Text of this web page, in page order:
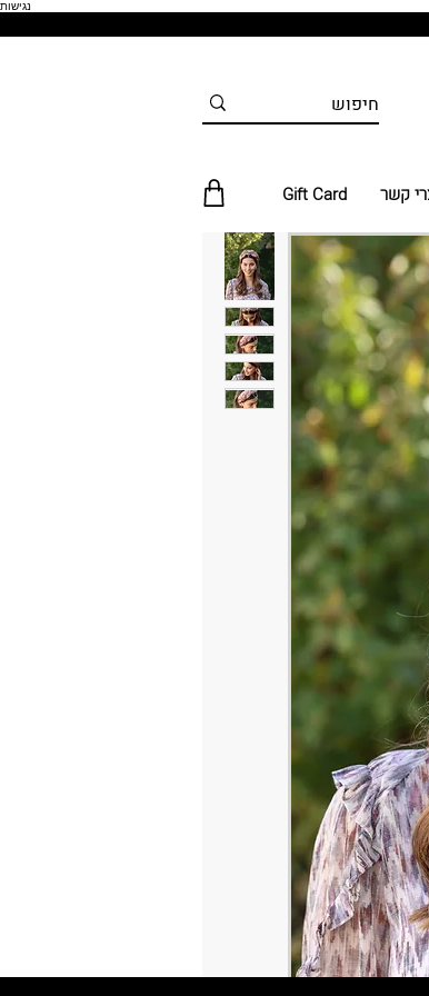
נגישות
קשר Gift Card